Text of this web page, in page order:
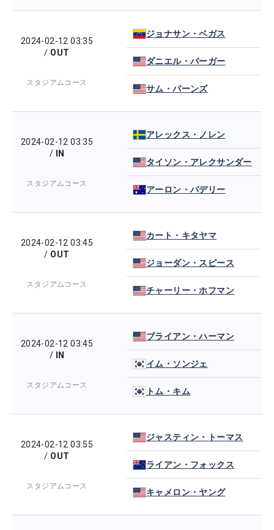
2024-02-12 03:35
/ OUT
スタジアムコース
ジョナサン・ベガス
ダニエル・バーガー
サム・バーンズ
2024-02-12 03:35
/
IN
スタジアムコース
アレックス・ノレン
タイソン・アレクサンダー
アーロン・バデリー
2024-02-12 03:45
/ OUT
スタジアムコース
カート・キタヤマ
ジョーダン・スピース
チャーリー・ホフマン
2024-02-12 03:45
/
IN
スタジアムコース
ブライアン・ハーマン
イム・ソンジェ
トム・キム
2024-02-12 03:55
/ OUT
スタジアムコース
ジャスティン・トーマス
ライアン・フォックス
キャメロン・ヤング